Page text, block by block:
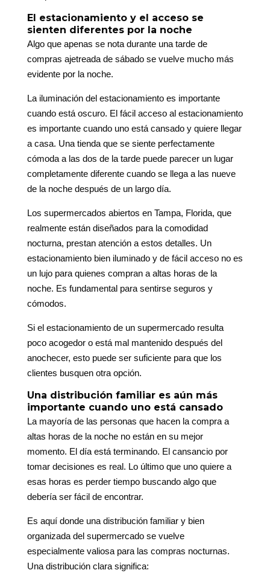
El estacionamiento y el acceso se
sienten diferentes por la noche
Algo que apenas se nota durante una tarde de
compras ajetreada de sábado se vuelve mucho más
evidente por la noche.
La iluminación del estacionamiento es importante
cuando está oscuro. El fácil acceso al estacionamiento
es importante cuando uno está cansado y quiere llegar
a casa. Una tienda que se siente perfectamente
cómoda a las dos de la tarde puede parecer un lugar
completamente diferente cuando se llega a las nueve
de la noche después de un largo día.
Los supermercados abiertos en Tampa, Florida, que
realmente están diseñados para la comodidad
nocturna, prestan atención a estos detalles. Un
estacionamiento bien iluminado y de fácil acceso no es
un lujo para quienes compran a altas horas de la
noche. Es fundamental para sentirse seguros y
cómodos.
Si el estacionamiento de un supermercado resulta
poco acogedor o está mal mantenido después del
anochecer, esto puede ser suficiente para que los
clientes busquen otra opción.
Una distribución familiar es aún más
importante cuando uno está cansado
La mayoría de las personas que hacen la compra a
altas horas de la noche no están en su mejor
momento. El día está terminando. El cansancio por
tomar decisiones es real. Lo último que uno quiere a
esas horas es perder tiempo buscando algo que
debería ser fácil de encontrar.
Es aquí donde una distribución familiar y bien
organizada del supermercado se vuelve
especialmente valiosa para las compras nocturnas.
Una distribución clara significa: